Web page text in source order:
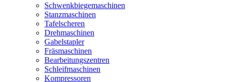
Schwenkbiegemaschinen
Stanzmaschinen
Tafelscheren
Drehmaschinen
Gabelstapler
Fräsmaschinen
Bearbeitungszentren
Schleifmaschinen
Kompressoren